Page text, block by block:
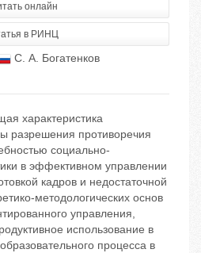
онлайн
в РИНЦ
С. А. Богатенков
характеристика
разрешения противоречия
социально-
в эффективном управлении
кадров и недостаточной
методологических основ
управления,
использование в
процесса в